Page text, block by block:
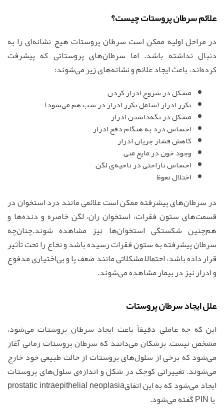
علائم سرطان پروستات چیست؟
در مراحل اولیه ممکن است سرطان پروستات هیچ نشانه‌ای را به
دنبال نداشته باشد. اما سرطان‌های پروستاتی که پیشرفت
کرده‌اند، باعث ایجاد علائم و نشانه‌های زیر می‌شوند:
مشکل در شروع ادرار کردن
تکرر ادرار (شامل تکرر ادرار در شب هم می‌شود)
مشکل در نگه‌داشتن ادرار
احساس درد به هنگام دفع ادرار
کاهش فشار جریان ادرار
وجود خون در مایع منی
احساس ناراحتی در ناحیه‌ی لگن
اختلال نعوظ
در سرطان‌های پیشرفته ممکن است علائمی مانند درد استخوان در
قسمت‌های ستون فقرات، استخوان ران، لگن خاصره و دنده‌ها و
هم‌چنین شکستگی استخوان‌ها نیز مشاهده ‌شوند.چنان‌چه
سرطان پیشرفته به ستون فقرات رسیده باشد و نخاع را تحت تأثیر
قرار داده باشد، احتمالاً مشکلاتی مانند ضعف پا و بی‌اختیاری مدفوع
و ادرار نیز در بیمار مشاهده می‌شوند.
علل ایجاد سرطان پروستات
این که چه عاملی دقیقاً باعث ایجاد سرطان پروستات می‌شود،
مشخص نیست. پزشکان می‌دانند که سرطان پروستات زمانی آغاز
می‌شود که برخی از سلول‌های پروستات از حالت طبیعی خود خارج
می‌شوند. تغییراتی کوچک در شکل و اندازه‌ی سلول‌های پروستات
ایجاد می‌شود که به این اتفاقprostatic intraepithelial neoplasia
یا PIN گفته می‌شود.